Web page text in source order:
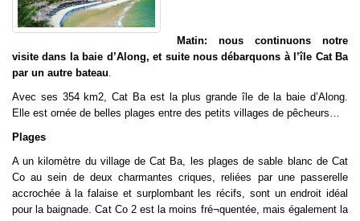
Matin: nous continuons notre
visite dans la baie d’Along, et suite nous débarquons à l’île Cat Ba
par un autre bateau.
Avec ses 354 km2, Cat Ba est la plus grande île de la baie d’Along.
Elle est ornée de belles plages entre des petits villages de pêcheurs…
Plages
A un kilomètre du village de Cat Ba, les plages de sable blanc de Cat
Co au sein de deux charmantes criques, reliées par une passerelle
accrochée à la falaise et surplombant les récifs, sont un endroit idéal
pour la baignade. Cat Co 2 est la moins fré¬quentée, mais également la